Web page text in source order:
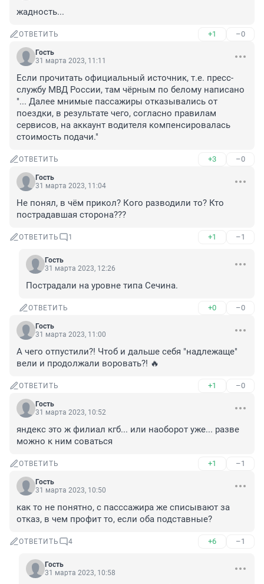
жадность...
ОТВЕТИТЬ +1 –0
Гость
31 марта 2023, 11:11
Если прочитать официальный источник, т.е. пресс-
службу МВД России, там чёрным по белому написано
"... Далее мнимые пассажиры отказывались от
поездки, в результате чего, согласно правилам
сервисов, на аккаунт водителя компенсировалась
стоимость подачи."
ОТВЕТИТЬ +3 –0
Гость
31 марта 2023, 11:04
Не понял, в чём прикол? Кого разводили то? Кто
пострадавшая сторона???
ОТВЕТИТЬ 1 +1 –1
Гость
31 марта 2023, 12:26
Пострадали на уровне типа Сечина.
ОТВЕТИТЬ +0 –0
Гость
31 марта 2023, 11:00
А чего отпустили?! Чтоб и дальше себя "надлежаще"
вели и продолжали воровать?! 🔥
ОТВЕТИТЬ +1 –0
Гость
31 марта 2023, 10:52
яндекс это ж филиал кгб... или наоборот уже... разве
можно к ним соваться
ОТВЕТИТЬ +1 –1
Гость
31 марта 2023, 10:50
как то не понятно, с пасссажира же списывают за
отказ, в чем профит то, если оба подставные?
ОТВЕТИТЬ 4 +6 –1
Гость
31 марта 2023, 10:58